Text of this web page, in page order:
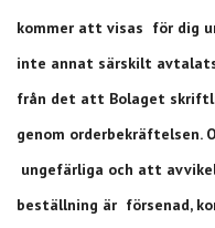
kommer att visas för dig
inte annat särskilt
från det att Bolaget
genom orderbekräftelsen.
ungefärliga och att
beställning är försenad,